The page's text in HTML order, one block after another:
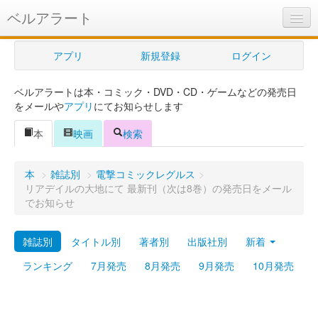
ベルアラート
ベルアラートとは
ヘルプ
新規登録
ログイン
購入管理
プレミアム
アプリ 新規登録 ログイン
ベルアラートは本・コミック・DVD・CD・ゲームなどの発売日
をメールやアプリ にてお知らせします
本
映画 検索
本 > 雑誌別 > 電撃コミックレグルス >
リアデイルの大地にて 最新刊（次は8巻）の発売日をメール
でお知らせ
雑誌別 タイトル別 著者別 出版社別
新着
ランキング
7月発売 8月発売 9月発売 10月発売